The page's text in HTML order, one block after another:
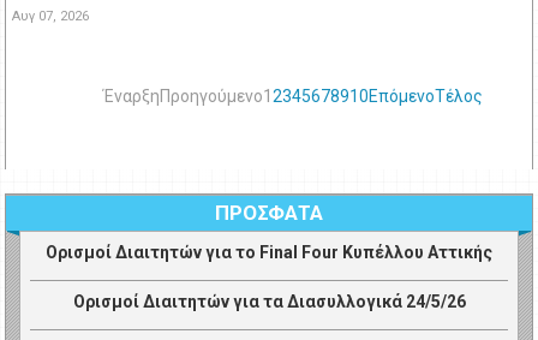
Αυγ 07, 2026
ΈναρξηΠροηγούμενο1 2345678910ΕπόμενοΤέλος
ΠΡΟΣΦΑΤΑ
Ορισμοί Διαιτητών για το Final Four Κυπέλλου Αττικής
Ορισμοί Διαιτητών για τα Διασυλλογικά 24/5/26